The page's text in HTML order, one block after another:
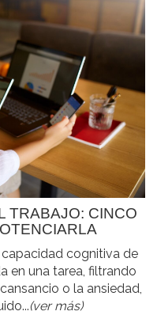
TRABAJO: CINCO
cognitiva de
en una tarea, filtrando
o la ansiedad,
(ver más)